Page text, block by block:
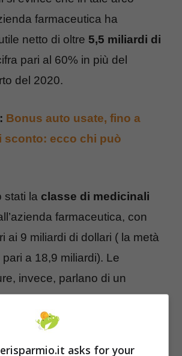
farmaceutica ha
netto di oltre 5,5 miliardi di
pari al 60% in più del
del 2020.
Bonus auto usate, fino a
sconto: ecco chi può
stati la classe di medicinali
farmaceutica, con
ai 9 miliardi di dollari ( la metà
a 18,9 miliardi). Le
invece, parlano di un
per azione diluito, compreso
e 4,05 dollari, in aumento
asks for your